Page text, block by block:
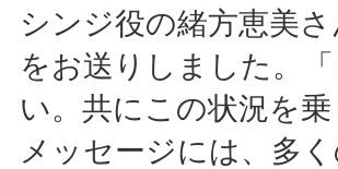
シンジ役の緒方恵美
をお送りしました。
い。共にこの状況を
メッセージには、多